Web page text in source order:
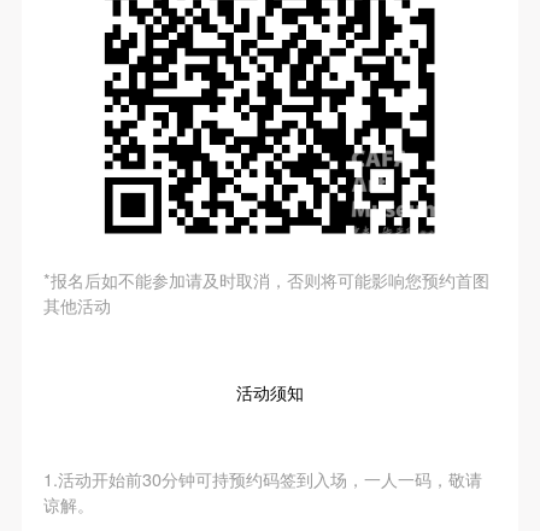
*报名后如不能参加请及时取消，否则将可能影响您预约首图
其他活动
活动须知
1.活动开始前30分钟可持预约码签到入场，一人一码，敬请
谅解。